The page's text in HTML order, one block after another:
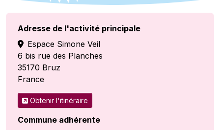
Adresse de l'activité principale
Espace Simone Veil
6 bis rue des Planches
35170 Bruz
France
Obtenir l'itinéraire
Commune adhérente